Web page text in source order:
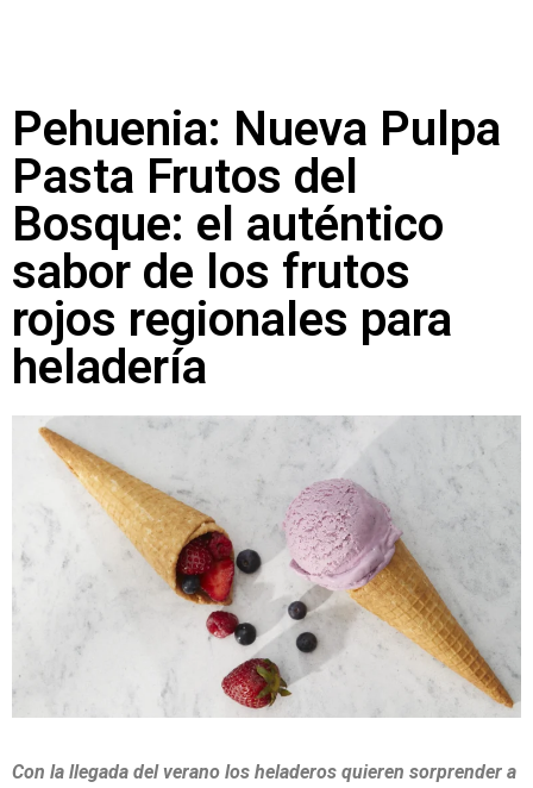
Pehuenia: Nueva Pulpa
Pasta Frutos del
Bosque: el auténtico
sabor de los frutos
rojos regionales para
heladería
Con la llegada del verano los heladeros quieren sorprender a